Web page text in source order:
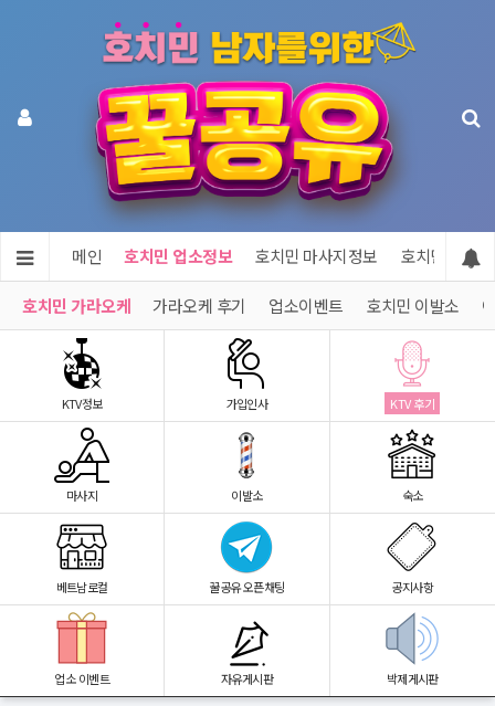
메인 호치민 업소정보 호치민 마사지정보 호치민 숙소
호치민 가라오케 가라오케 후기 업소이벤트 호치민 이발소
KTV정보 가입인사 KTV 후기
마사지 이발소 숙소
베트남로컬 꿀공유 오픈채팅 공지사항
업소 이벤트 자유게시판 박제게시판